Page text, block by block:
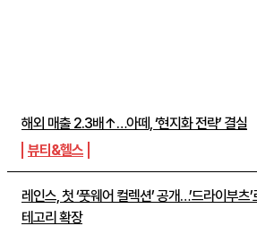
해외 매출 2.3배↑…아떼, ‘현지화 전략’ 결실
뷰티&헬스
레인스, 첫 ‘풋웨어 컬렉션’ 공개…’드라이부츠’
테고리 확장